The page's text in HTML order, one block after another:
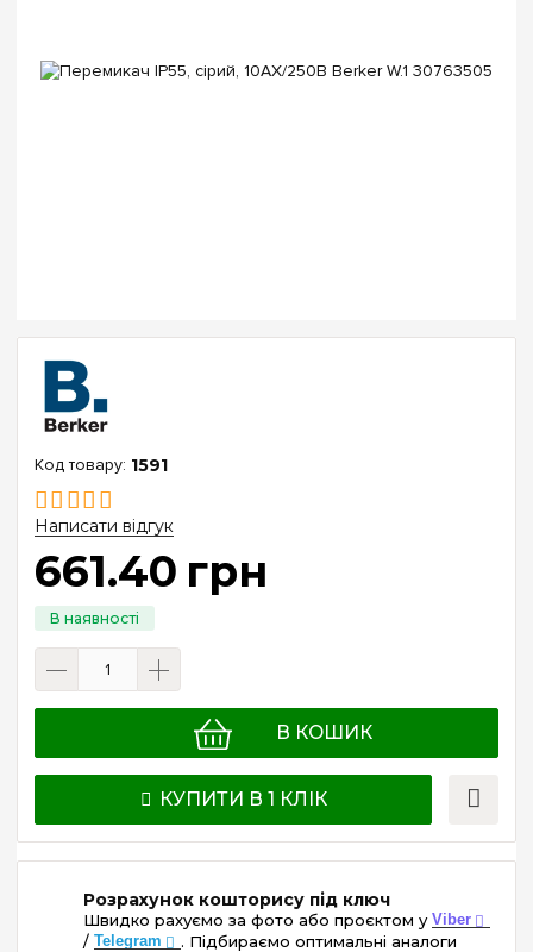
1591
Написати відгук
661.40 грн
В КОШИК
КУПИТИ В 1 КЛІК
Розрахунок кошторису під ключ
Швидко рахуємо за фото або проєктом у Viber
/ Telegram
. Підбираємо оптимальні аналоги